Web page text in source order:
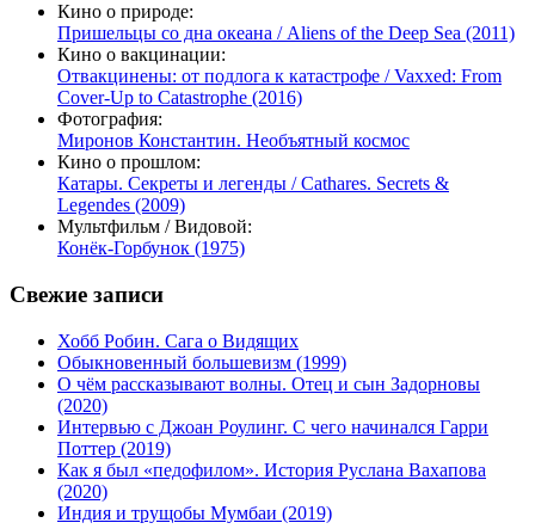
Кино о природе:
Пришельцы со дна океана / Aliens of the Deep Sea (2011)
Кино о вакцинации:
Отвакцинены: от подлога к катастрофе / Vaxxed: From
Cover-Up to Catastrophe (2016)
Фотография:
Миронов Константин. Необъятный космос
Кино о прошлом:
Катары. Секреты и легенды / Cathares. Secrets &
Legendes (2009)
Мультфильм / Видовой:
Конёк-Горбунок (1975)
Свежие записи
Хобб Робин. Сага о Видящих
Обыкновенный большевизм (1999)
О чём рассказывают волны. Отец и сын Задорновы
(2020)
Интервью с Джоан Роулинг. С чего начинался Гарри
Поттер (2019)
Как я был «педофилом». История Руслана Вахапова
(2020)
Индия и трущобы Мумбаи (2019)